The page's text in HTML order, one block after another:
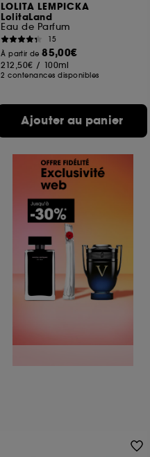
LOLITA LEMPICKA
LolitaLand
Eau de Parfum
15
À partir de85,00€
212,50€ / 100ml
2 contenances disponibles
Ajouter au panier